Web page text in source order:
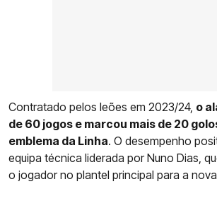
Contratado pelos leões em 2023/24, o
de 60 jogos e marcou mais de 20
emblema da Linha. O desempenho
equipa técnica liderada por Nuno Dias,
o jogador no plantel principal para a